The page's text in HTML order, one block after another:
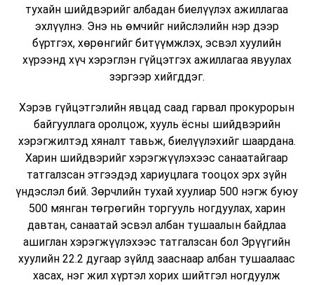
тухайн шийдвэрийг албадан биелүүлэх ажиллагаа
эхлүүлнэ. Энэ нь өмчийг нийслэлийн нэр дээр
бүртгэх, хөрөнгийг битүүмжлэх, эсвэл хуулийн
хүрээнд хүч хэрэглэн гүйцэтгэх ажиллагаа явуулах
зэргээр хийгддэг.
Хэрэв гүйцэтгэлийн явцад саад гарвал прокурорын
байгууллага оролцож, хууль ёсны шийдвэрийн
хэрэгжилтэд хяналт тавьж, биелүүлэхийг шаардана.
Харин шийдвэрийг хэрэгжүүлэхээс санаатайгаар
татгалзсан этгээдэд хариуцлага тооцох эрх зүйн
үндэслэл бий. Зөрчлийн тухай хуулиар 500 нэгж буюу
500 мянган төгрөгийн торгууль ногдуулах, харин
давтан, санаатай эсвэл албан тушаалын байдлаа
ашиглан хэрэгжүүлэхээс татгалзсан бол Эрүүгийн
хуулийн 22.2 дугаар зүйлд зааснаар албан тушаалаас
хасах, нэг жил хүртэл хорих шийтгэл ногдуулж